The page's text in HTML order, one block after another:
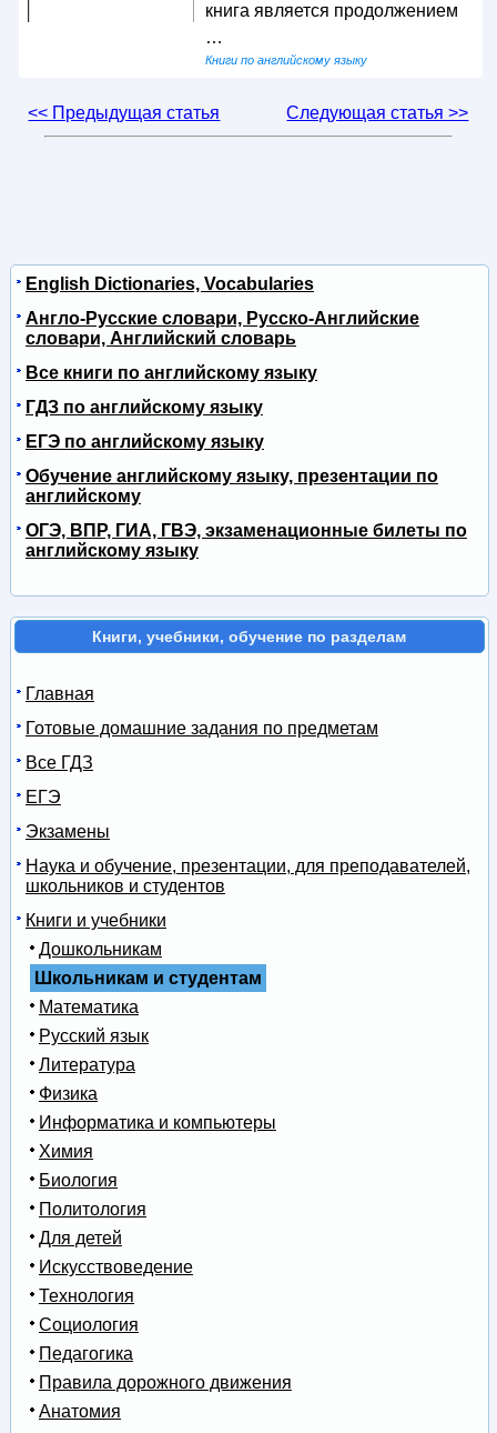
книга является продолжением
…
Книги по английскому языку
<< Предыдущая статья Следующая статья >>
English Dictionaries, Vocabularies
Англо-Русские словари, Русско-Английские
словари, Английский словарь
Все книги по английскому языку
ГДЗ по английскому языку
ЕГЭ по английскому языку
Обучение английскому языку, презентации по
английскому
ОГЭ, ВПР, ГИА, ГВЭ, экзаменационные билеты по
английскому языку
Книги, учебники, обучение по разделам
Главная
Готовые домашние задания по предметам
Все ГДЗ
ЕГЭ
Экзамены
Наука и обучение, презентации, для преподавателей,
школьников и студентов
Книги и учебники
Дошкольникам
Школьникам и студентам
Математика
Русский язык
Литература
Физика
Информатика и компьютеры
Химия
Биология
Политология
Для детей
Искусствоведение
Технология
Социология
Педагогика
Правила дорожного движения
Анатомия